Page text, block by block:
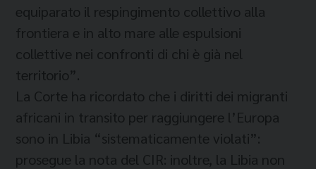
equiparato il respingimento collettivo alla
frontiera e in alto mare alle espulsioni
collettive nei confronti di chi è già nel
territorio”.
La Corte ha ricordato che i diritti dei migranti
africani in transito per raggiungere l’Europa
sono in Libia “sistematicamente violati”:
prosegue la nota del CIR: inoltre, la Libia non